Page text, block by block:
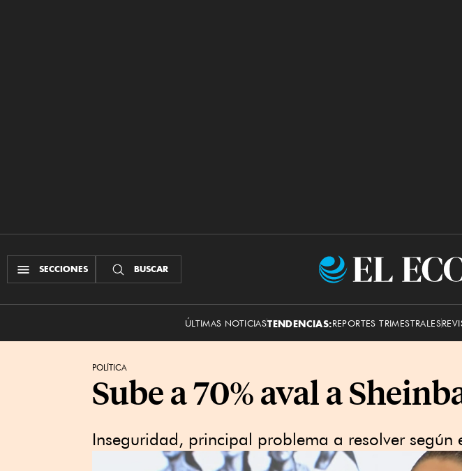
SECCIONES BUSCAR
ÚLTIMAS NOTICIASTENDENCIAS:REPORTES TRIMESTRALES
POLÍTICA
Sube a 70% aval a
Inseguridad, principal problema a resolver según